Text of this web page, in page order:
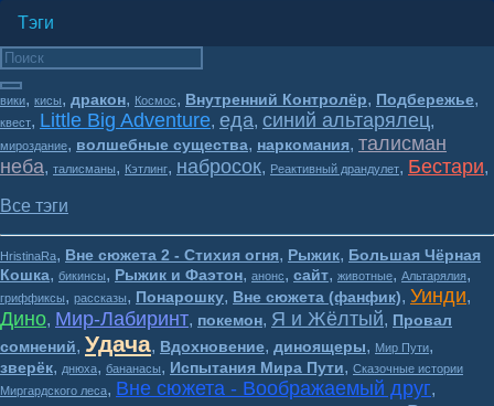
Тэги
вики, кисы, дракон, Космос, Внутренний Контролёр, Подбережье,
квест, Little Big Adventure, еда, синий альтарялец,
мироздание, волшебные существа, наркомания, талисман
неба, талисманы, Кэтлинг, набросок, Реактивный драндулет, Бестари,
Все тэги
HristinaRa, Вне сюжета 2 - Стихия огня, Рыжик, Большая Чёрная
Кошка, бикинсы, Рыжик и Фаэтон, анонс, сайт, животные, Альтарялия,
гриффиксы, рассказы, Понарошку, Вне сюжета (фанфик), Уинди,
Дино, Мир-Лабиринт, покемон, Я и Жёлтый, Провал
сомнений, Удача, Вдохновение, диноящеры, Мир Пути,
зверёк, днюха, бананасы, Испытания Мира Пути, Сказочные истории
Миргардского леса, Вне сюжета - Воображаемый друг,